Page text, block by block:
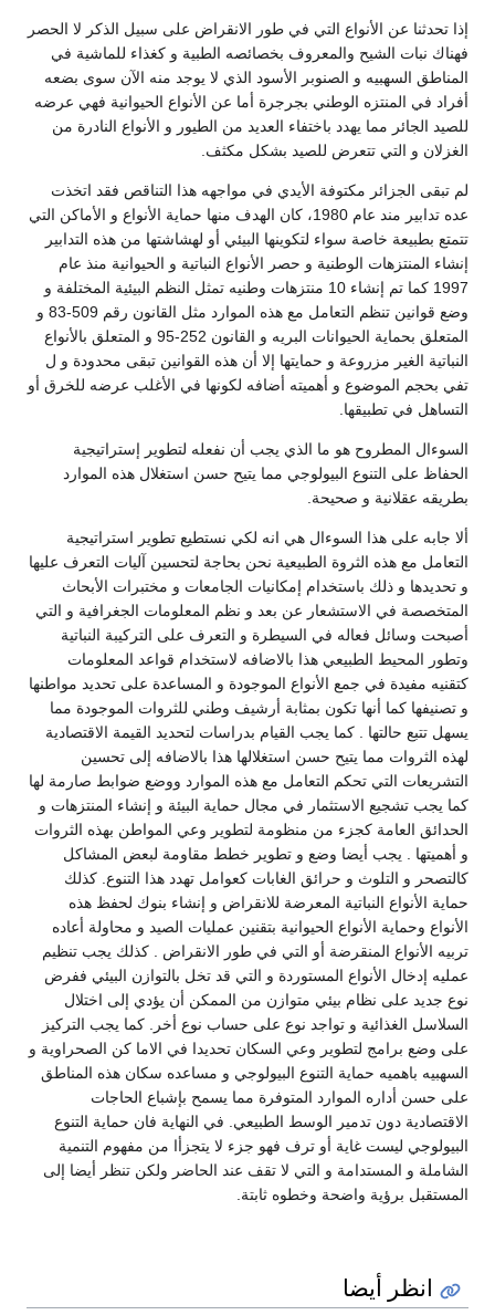
إذا تحدثنا عن الأنواع التي في طور الانقراض على سبيل الذكر لا الحصر
فهناك نبات الشيح والمعروف بخصائصه الطبية و كغذاء للماشية في
المناطق السهبيه و الصنوبر الأسود الذي لا يوجد منه الآن سوى بضعه
أفراد في المنتزه الوطني بجرجرة أما عن الأنواع الحيوانية فهي عرضه
للصيد الجائر مما يهدد باختفاء العديد من الطيور و الأنواع النادرة من
الغزلان و التي تتعرض للصيد بشكل مكثف.
لم تبقى الجزائر مكتوفة الأيدي في مواجهه هذا التناقص فقد اتخذت
عده تدابير مند عام 1980، كان الهدف منها حماية الأنواع و الأماكن التي
تتمتع بطبيعة خاصة سواء لتكوينها البيئي أو لهشاشتها من هذه التدابير
إنشاء المنتزهات الوطنية و حصر الأنواع النباتية و الحيوانية منذ عام
1997 كما تم إنشاء 10 منتزهات وطنيه تمثل النظم البيئية المختلفة و
وضع قوانين تنظم التعامل مع هذه الموارد مثل القانون رقم 509-83 و
المتعلق بحماية الحيوانات البريه و القانون 252-95 و المتعلق بالأنواع
النباتية الغير مزروعة و حمايتها إلا أن هذه القوانين تبقى محدودة و ل
تفي بحجم الموضوع و أهميته أضافه لكونها في الأغلب عرضه للخرق أو
التساهل في تطبيقها.
السوءال المطروح هو ما الذي يجب أن نفعله لتطوير إستراتيجية
الحفاظ على التنوع البيولوجي مما يتيح حسن استغلال هذه الموارد
بطريقه عقلانية و صحيحة.
ألا جابه على هذا السوءال هي انه لكي نستطيع تطوير استراتيجية
التعامل مع هذه الثروة الطبيعية نحن بحاجة لتحسين آليات التعرف عليها
و تحديدها و ذلك باستخدام إمكانيات الجامعات و مختبرات الأبحاث
المتخصصة في الاستشعار عن بعد و نظم المعلومات الجغرافية و التي
أصبحت وسائل فعاله في السيطرة و التعرف على التركيبة النباتية
وتطور المحيط الطبيعي هذا بالاضافه لاستخدام قواعد المعلومات
كتقنيه مفيدة في جمع الأنواع الموجودة و المساعدة على تحديد مواطنها
و تصنيفها كما أنها تكون بمثابة أرشيف وطني للثروات الموجودة مما
يسهل تتبع حالتها . كما يجب القيام بدراسات لتحديد القيمة الاقتصادية
لهذه الثروات مما يتيح حسن استغلالها هذا بالاضافه إلى تحسين
التشريعات التي تحكم التعامل مع هذه الموارد ووضع ضوابط صارمة لها
كما يجب تشجيع الاستثمار في مجال حماية البيئة و إنشاء المنتزهات و
الحدائق العامة كجزء من منظومة لتطوير وعي المواطن بهذه الثروات
و أهميتها . يجب أيضا وضع و تطوير خطط مقاومة لبعض المشاكل
كالتصحر و التلوث و حرائق الغابات كعوامل تهدد هذا التنوع. كذلك
حماية الأنواع النباتية المعرضة للانقراض و إنشاء بنوك لحفظ هذه
الأنواع وحماية الأنواع الحيوانية بتقنين عمليات الصيد و محاولة أعاده
تربيه الأنواع المنقرضة أو التي في طور الانقراض . كذلك يجب تنظيم
عمليه إدخال الأنواع المستوردة و التي قد تخل بالتوازن البيئي ففرض
نوع جديد على نظام بيئي متوازن من الممكن أن يؤدي إلى اختلال
السلاسل الغذائية و تواجد نوع على حساب نوع أخر. كما يجب التركيز
على وضع برامج لتطوير وعي السكان تحديدا في الاما كن الصحراوية و
السهبيه باهميه حماية التنوع البيولوجي و مساعده سكان هذه المناطق
على حسن أداره الموارد المتوفرة مما يسمح بإشباع الحاجات
الاقتصادية دون تدمير الوسط الطبيعي. في النهاية فان حماية التنوع
البيولوجي ليست غاية أو ترف فهو جزء لا يتجزأا من مفهوم التنمية
الشاملة و المستدامة و التي لا تقف عند الحاضر ولكن تنظر أيضا إلى
المستقبل برؤية واضحة وخطوه ثابتة.
انظر أيضا